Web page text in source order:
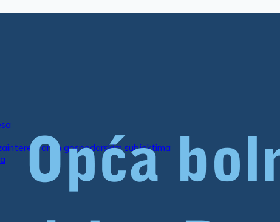
gospodarskim subjektima